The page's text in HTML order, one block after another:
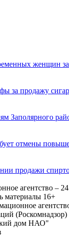
женщин
за продажу
Заполярного
отмены
продажи
агентство –
материалы 16+
(Роскомнадзор)
дом НАО"